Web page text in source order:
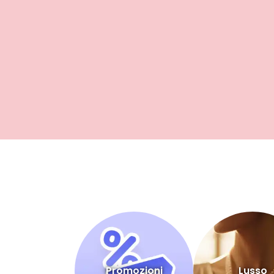
Promozioni Lusso